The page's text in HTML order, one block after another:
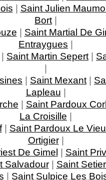
| Saint Julien
Bort |
| Saint Martial De
Entraygues |
| Saint Martin Sepert |
|
| Saint Mexant |
Lapleau |
| Saint Pardoux
La Croisille |
| Saint Pardoux Le
Ortigier|
De Gimel | Saint
Salvadour| Saint
| Saint Sulpice Les